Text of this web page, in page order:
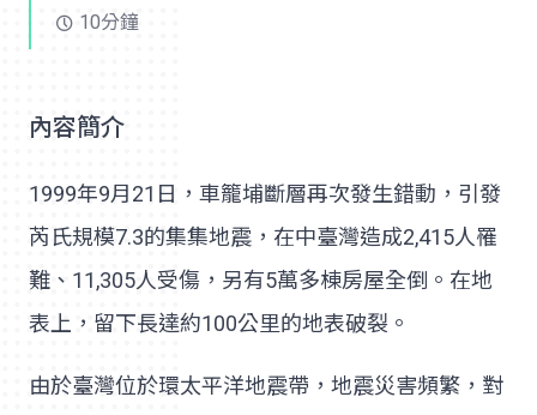
10分鐘
內容簡介
1999年9月21日，車籠埔斷層再次發生錯動，引發
芮氏規模7.3的集集地震，在中臺灣造成2,415人罹
難、11,305人受傷，另有5萬多棟房屋全倒。在地
表上，留下長達約100公里的地表破裂。
由於臺灣位於環太平洋地震帶，地震災害頻繁，對